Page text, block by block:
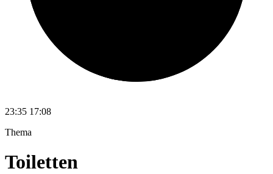
23:35 17:08
Thema
Toiletten